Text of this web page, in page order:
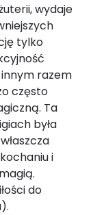
wydaje
tylko
innym razem
często
Ta
była
i
do